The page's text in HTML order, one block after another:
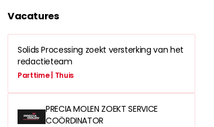
Vacatures
Solids Processing zoekt versterking van het
redactieteam
Parttime | Thuis
PRECIA MOLEN ZOEKT SERVICE
COÖRDINATOR